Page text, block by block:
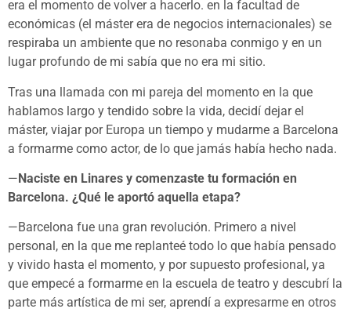
era el momento de volver a hacerlo. en la facultad de
económicas (el máster era de negocios internacionales) se
respiraba un ambiente que no resonaba conmigo y en un
lugar profundo de mi sabía que no era mi sitio.
Tras una llamada con mi pareja del momento en la que
hablamos largo y tendido sobre la vida, decidí dejar el
máster, viajar por Europa un tiempo y mudarme a Barcelona
a formarme como actor, de lo que jamás había hecho nada.
—Naciste en Linares y comenzaste tu formación en
Barcelona. ¿Qué le aportó aquella etapa?
—Barcelona fue una gran revolución. Primero a nivel
personal, en la que me replanteé todo lo que había pensado
y vivido hasta el momento, y por supuesto profesional, ya
que empecé a formarme en la escuela de teatro y descubrí la
parte más artística de mi ser, aprendí a expresarme en otros